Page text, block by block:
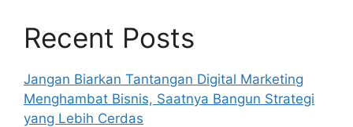
Recent Posts
Jangan Biarkan Tantangan Digital Marketing
Menghambat Bisnis, Saatnya Bangun Strategi
yang Lebih Cerdas